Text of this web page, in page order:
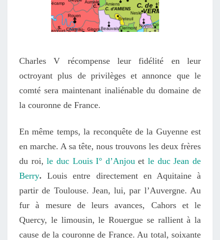
Charles V récompense leur fidélité en leur
octroyant plus de privilèges et annonce que le
comté seramaintenant inaliénabledu domainede
la couronne de France.
En même temps, la reconquête de la Guyenne est
en marche. A sa tête, nous trouvons les deux frères
du roi,le duc Louis I° d’Anjouetle duc Jean de
Berry. Louis entre directement en Aquitaine à
partir de Toulouse. Jean, lui, par l’Auvergne. Au
fur à mesure de leurs avances, Cahors et le
Quercy, le limousin, le Rouergue se rallient à la
cause de la couronne de France. Au total, soixante